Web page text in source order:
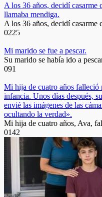
A los 36 años, decidí casarme
llamaba mendiga.
A los 36 años, decidí casarme
0225
Mi marido se fue a pescar.
Su marido se había ido a
091
Mi hija de cuatro años falleció
infancia. Unos días después,
envié las imágenes de las
ocultando la verdad».
Mi hija de cuatro años, Ava,
0142